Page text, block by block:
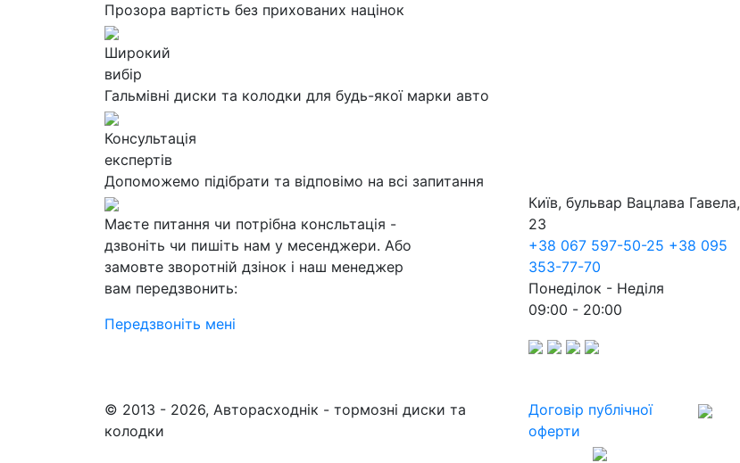
Прозора вартість без прихованих націнок
Широкий
вибір
Гальмівні диски та колодки для будь-якої марки авто
Консультація
експертів
Допоможемо підібрати та відповімо на всі запитання
Маєте питання чи потрібна консльтація -
дзвоніть чи пишіть нам у месенджери. Або
замовте зворотній дзінок і наш менеджер
вам передзвонить:
Передзвоніть мені
Київ, бульвар Вацлава Гавела,
23
+38 067 597-50-25 +38 095
353-77-70
Понеділок - Неділя
09:00 - 20:00
© 2013 - 2026, Авторасходнік - тормозні диски та
колодки
Договір публічної
оферти